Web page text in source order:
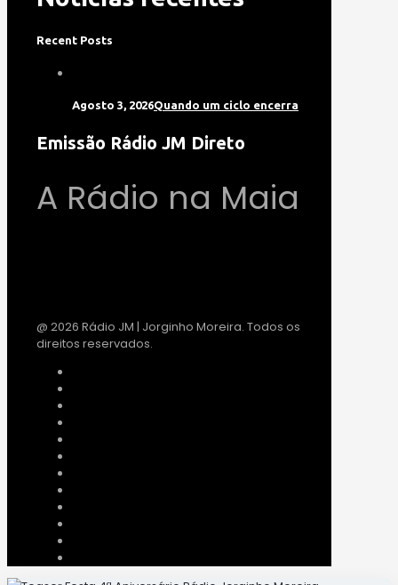
Recent Posts
Agosto 3, 2026Quando um ciclo encerra
Emissão Rádio JM Direto
A Rádio na Maia
@ 2026 Rádio JM | Jorginho Moreira. Todos os
direitos reservados.